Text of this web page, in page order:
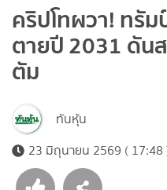
คริปโทผวา! ทรัม
ตายปี 2031 ดัน
ตัม
ทันหุ้น
23 มิถุนายน 2569 ( 17:48